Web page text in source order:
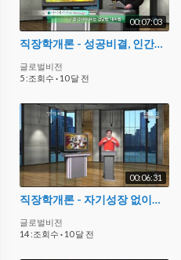
00:07:03
직장학개론 - 성공비결, 인간관계에 달려있다_#003
글로벌비전
5 :조회수 · 10 달 전
00:06:31
직장학개론 - 자기성장 없이는 성공할 수 없다_#001
글로벌비전
14 :조회수 · 10 달 전